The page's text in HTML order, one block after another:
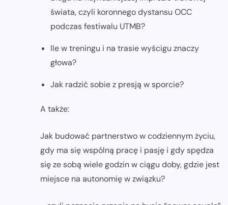
świata, czyli koronnego dystansu OCC
podczas festiwalu UTMB?
Ile w treningu i na trasie wyścigu znaczy
głowa?
Jak radzić sobie z presją w sporcie?
A także:
Jak budować partnerstwo w codziennym życiu,
gdy ma się wspólną pracę i pasję i gdy spędza
się ze sobą wiele godzin w ciągu doby, gdzie jest
miejsce na autonomię w związku?